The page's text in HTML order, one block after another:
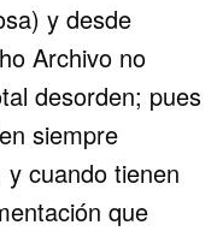
y desde
Archivo no
desorden; pues
siempre
cuando tienen
que